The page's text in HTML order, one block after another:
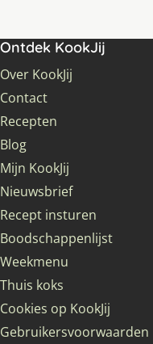
Ontdek KookJij
Over KookJij
Contact
Recepten
Blog
Mijn KookJij
Nieuwsbrief
Recept insturen
Boodschappenlijst
Weekmenu
Thuis koks
Cookies op KookJij
Gebruikersvoorwaarden